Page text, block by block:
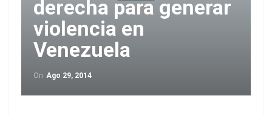
derecha para generar
violencia en
Venezuela
On Ago 29, 2014